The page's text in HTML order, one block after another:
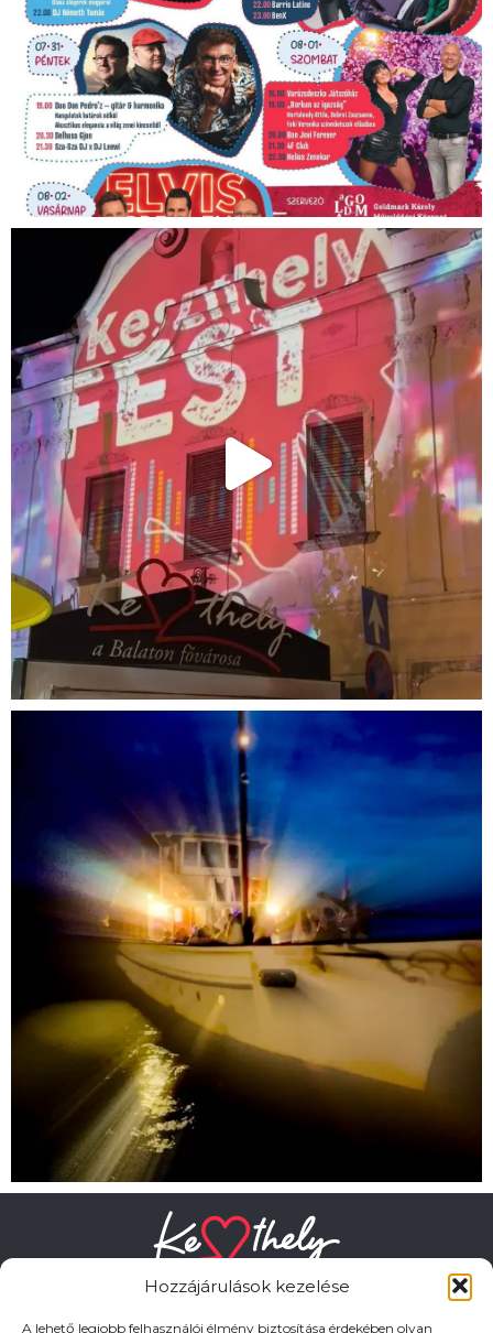
Hozzájárulások kezelése
A lehető legjobb felhasználói élmény biztosítása érdekében olyan